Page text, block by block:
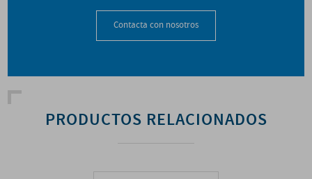
Contacta con nosotros
PRODUCTOS RELACIONADOS